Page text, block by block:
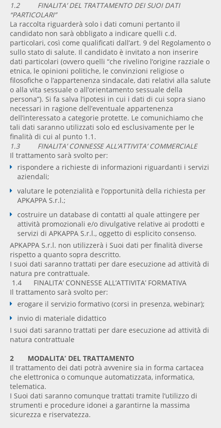
1.2 FINALITA’ DEL TRATTAMENTO DEI SUOI DATI
“PARTICOLARI”
La raccolta riguarderà solo i dati comuni pertanto il
candidato non sarà obbligato a indicare quelli c.d.
particolari, così come qualificati dall’art. 9 del Regolamento o
sullo stato di salute. Il candidato è invitato a non inserire
dati particolari (ovvero quelli “che rivelino l’origine razziale o
etnica, le opinioni politiche, le convinzioni religiose o
filosofiche o l’appartenenza sindacale, dati relativi alla salute
o alla vita sessuale o all’orientamento sessuale della
persona”). Si fa salva l’ipotesi in cui i dati di cui sopra siano
necessari in ragione dell’eventuale appartenenza
dell’interessato a categorie protette. Le comunichiamo che
tali dati saranno utilizzati solo ed esclusivamente per le
finalità di cui al punto 1.1.
1.3 FINALITA’ CONNESSE ALL’ATTIVITA’ COMMERCIALE
Il trattamento sarà svolto per:
rispondere a richieste di informazioni riguardanti i servizi
aziendali;
valutare le potenzialità e l’opportunità della richiesta per
APKAPPA S.r.l.;
costruire un database di contatti al quale attingere per
attività promozionali e/o divulgative relative ai prodotti e
servizi di APKAPPA S.r.l., oggetto di esplicito consenso.
APKAPPA S.r.l. non utilizzerà i Suoi dati per finalità diverse
rispetto a quanto sopra descritto.
I suoi dati saranno trattati per dare esecuzione ad attività di
natura pre contrattuale.
1.4 FINALITA’ CONNESSE ALL’ATTIVITA’ FORMATIVA
Il trattamento sarà svolto per:
erogare il servizio formativo (corsi in presenza, webinar);
invio di materiale didattico
I suoi dati saranno trattati per dare esecuzione ad attività di
natura contrattuale
2 MODALITA’ DEL TRATTAMENTO
Il trattamento dei dati potrà avvenire sia in forma cartacea
che elettronica o comunque automatizzata, informatica,
telematica.
I Suoi dati saranno comunque trattati tramite l’utilizzo di
strumenti e procedure idonei a garantirne la massima
sicurezza e riservatezza.